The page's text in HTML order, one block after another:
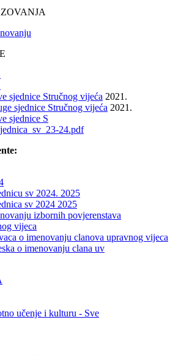
sjednice Stručnog vijeća 2021.
sjednice Stručnog vijeća 2021.
sjednice S
24.pdf
sv 2024. 2025
sv 2024 2025
izbornih povjerenstava
vijeca
o imenovanju clanova upravnog vijeca
o imenovanju clana uv
učenje i kulturu - Sve